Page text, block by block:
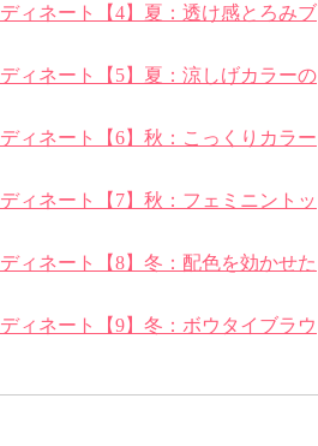
ィネート【4】夏：透け感とろみブ
ィネート【5】夏：涼しげカラーの
ィネート【6】秋：こっくりカラー
ィネート【7】秋：フェミニントッ
ィネート【8】冬：配色を効かせた
ィネート【9】冬：ボウタイブラウ